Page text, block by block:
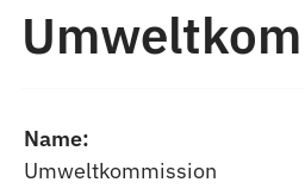
Name:
Umweltkommission